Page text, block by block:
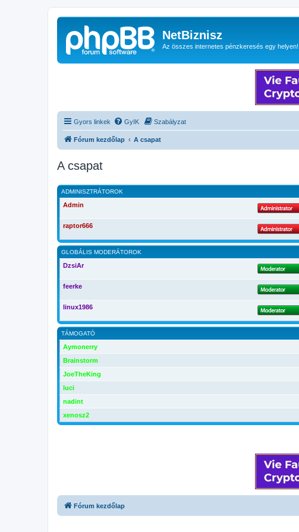
NetBiznisz
Az összes internetes pénzkeresés egy helyen!
Gyors linkek GyIK Szabályzat
Fórum kezdőlap A csapat
A csapat
ADMINISZTRÁTOROK
Admin
raptor666
GLOBÁLIS MODERÁTOROK
DzsiAr
feerke
linux1986
TÁMOGATÓ
Aymonerry
Brainstorm
JoeTheKing
luci
nadint
xenosz2
Fórum kezdőlap